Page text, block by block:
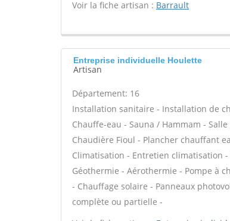
Voir la fiche artisan : Barrault
Entreprise individuelle Houlette
Artisan
Département: 16
Installation sanitaire - Installation de
Chauffe-eau - Sauna / Hammam -
Chaudière Fioul - Plancher chauffant
Climatisation - Entretien climatisation
Géothermie - Aérothermie - Pompe à
- Chauffage solaire - Panneaux
complète ou partielle -